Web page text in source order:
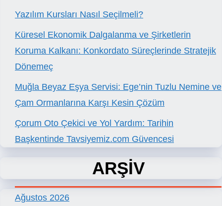
Yazılım Kursları Nasıl Seçilmeli?
Küresel Ekonomik Dalgalanma ve Şirketlerin
Koruma Kalkanı: Konkordato Süreçlerinde Stratejik
Dönemeç
Muğla Beyaz Eşya Servisi: Ege’nin Tuzlu Nemine ve
Çam Ormanlarına Karşı Kesin Çözüm
Çorum Oto Çekici ve Yol Yardım: Tarihin
Başkentinde Tavsiyemiz.com Güvencesi
ARŞİV
Ağustos 2026